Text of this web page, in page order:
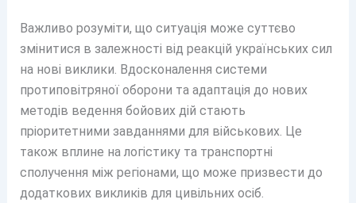
Важливо розуміти, що ситуація може суттєво
змінитися в залежності від реакцій українських сил
на нові виклики. Вдосконалення системи
протиповітряної оборони та адаптація до нових
методів ведення бойових дій стають
пріоритетними завданнями для військових. Це
також вплине на логістику та транспортні
сполучення між регіонами, що може призвести до
додаткових викликів для цивільних осіб.